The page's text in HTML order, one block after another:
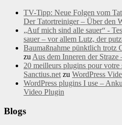
TV-Tipp: Neue Folgen vom
Der Tatortreiniger – Über den
„Auf mich sind alle sauer“ -
sauer – vor allem Lutz, der
Baumaßnahme pünktlich trotz
zu Aus dem Inneren der Straze
20 meilleurs plugins pour votre
Sanctius.net zu WordPress
WordPress plugins I use –
Video Plugin
Blogs